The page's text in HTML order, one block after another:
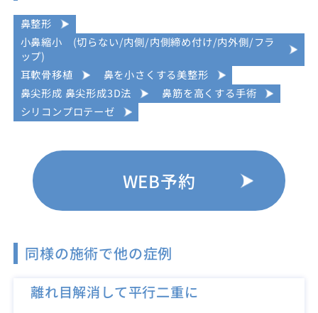
鼻整形
小鼻縮小 (切らない/内側/内側締め付け/内外側/フラ
ップ)
耳軟骨移植
鼻を小さくする美整形
鼻尖形成 鼻尖形成3D法
鼻筋を高くする手術
シリコンプロテーゼ
WEB予約
同様の施術で他の症例
離れ目解消して平行二重に